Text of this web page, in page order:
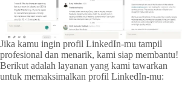
Jika kamu ingin profil LinkedIn-mu tampil
profesional dan menarik, kami siap membantu!
Berikut adalah layanan yang kami tawarkan
untuk memaksimalkan profil LinkedIn-mu: